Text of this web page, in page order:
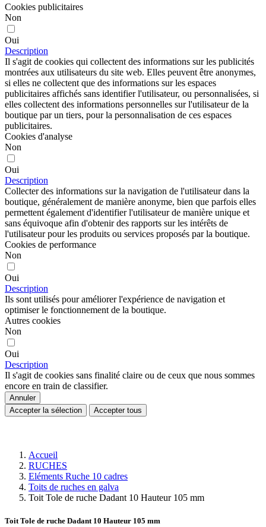
Cookies publicitaires
Non
Oui
Description
Il s'agit de cookies qui collectent des informations sur les publicités
montrées aux utilisateurs du site web. Elles peuvent être anonymes,
si elles ne collectent que des informations sur les espaces
publicitaires affichés sans identifier l'utilisateur, ou personnalisées, si
elles collectent des informations personnelles sur l'utilisateur de la
boutique par un tiers, pour la personnalisation de ces espaces
publicitaires.
Cookies d'analyse
Non
Oui
Description
Collecter des informations sur la navigation de l'utilisateur dans la
boutique, généralement de manière anonyme, bien que parfois elles
permettent également d'identifier l'utilisateur de manière unique et
sans équivoque afin d'obtenir des rapports sur les intérêts de
l'utilisateur pour les produits ou services proposés par la boutique.
Cookies de performance
Non
Oui
Description
Ils sont utilisés pour améliorer l'expérience de navigation et
optimiser le fonctionnement de la boutique.
Autres cookies
Non
Oui
Description
Il s'agit de cookies sans finalité claire ou de ceux que nous sommes
encore en train de classifier.
Annuler
Accepter la sélection
Accepter tous
Accueil
RUCHES
Eléments Ruche 10 cadres
Toits de ruches en galva
Toit Tole de ruche Dadant 10 Hauteur 105 mm
Toit Tole de ruche Dadant 10 Hauteur 105 mm